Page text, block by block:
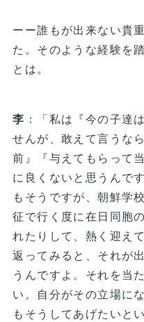
ーー誰もが出来ない貴
た。そのような経験を
とは。
李 ：「私は『今の子達
せんが、敢えて言うな
前』『与えてもらって
に良くないと思うんで
もそうですが、朝鮮学
征で行く度に在日同胞
れたりして、熱く迎え
返ってみると、それが
うんですよ。それを当
い。自分がその立場に
もそうしてあげたいと